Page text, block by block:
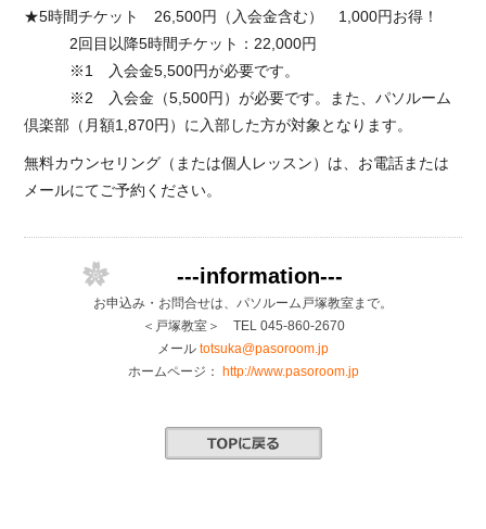
★5時間チケット 26,500円（入会金含む） 1,000円お得！
2回目以降5時間チケット：22,000円
※1 入会金5,500円が必要です。
※2 入会金（5,500円）が必要です。また、パソルーム
倶楽部（月額1,870円）に入部した方が対象となります。
無料カウンセリング（または個人レッスン）は、お電話または
メールにてご予約ください。
---information---
お申込み・お問合せは、パソルーム戸塚教室まで。
＜戸塚教室＞ TEL 045-860-2670
メール totsuka@pasoroom.jp
ホームページ：
http://www.pasoroom.jp